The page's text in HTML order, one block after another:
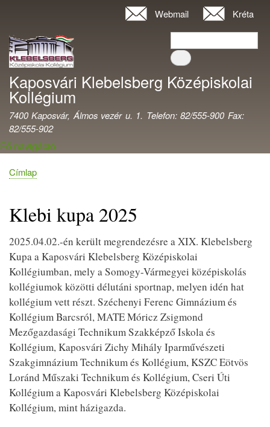
Ugrás
a
fiók
menüje
Webmail Kréta
Keresés
Kaposvári Klebelsberg Középiskolai
Kollégium
7400 Kaposvár, Álmos vezér u. 1. Telefon: 82/555-900 Fax:
82/555-902
Fő navigáció
Morzsa
Címlap
Klebi kupa 2025
2025.04.02.-én került megrendezésre a XIX. Klebelsberg
Kupa a Kaposvári Klebelsberg Középiskolai
Kollégiumban, mely a Somogy-Vármegyei középiskolás
kollégiumok közötti délutáni sportnap, melyen idén hat
kollégium vett részt. Széchenyi Ferenc Gimnázium és
Kollégium Barcsról, MATE Móricz Zsigmond
Mezőgazdasági Technikum Szakképző Iskola és
Kollégium, Kaposvári Zichy Mihály Iparművészeti
Szakgimnázium Technikum és Kollégium, KSZC Eötvös
Loránd Műszaki Technikum és Kollégium, Cseri Úti
Kollégium a Kaposvári Klebelsberg Középiskolai
Kollégium, mint házigazda.